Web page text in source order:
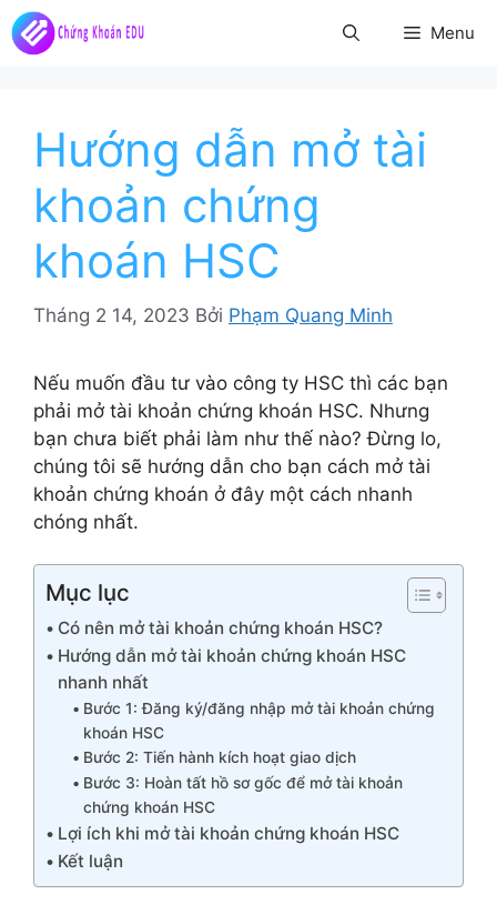
Chuyển
đến
Menu
Hướng dẫn mở tài
khoản chứng
khoán HSC
Tháng 2 14, 2023 Bởi Phạm Quang Minh
Nếu muốn đầu tư vào công ty HSC thì các bạn
phải mở tài khoản chứng khoán HSC. Nhưng
bạn chưa biết phải làm như thế nào? Đừng lo,
chúng tôi sẽ hướng dẫn cho bạn cách mở tài
khoản chứng khoán ở đây một cách nhanh
chóng nhất.
Mục lục
Có nên mở tài khoản chứng khoán HSC?
Hướng dẫn mở tài khoản chứng khoán HSC
nhanh nhất
Bước 1: Đăng ký/đăng nhập mở tài khoản chứng
khoán HSC
Bước 2: Tiến hành kích hoạt giao dịch
Bước 3: Hoàn tất hồ sơ gốc để mở tài khoản
chứng khoán HSC
Lợi ích khi mở tài khoản chứng khoán HSC
Kết luận